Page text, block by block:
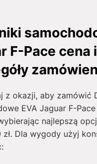
F-Pace cena i
z okazji, aby zamówić
EVA Jaguar F-
najlepszą
zł. Dla wygody użyj